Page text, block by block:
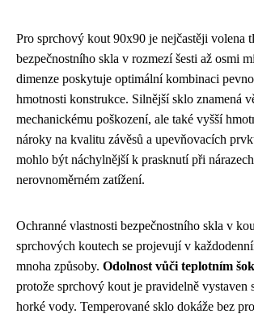
Pro sprchový kout 90x90 je nejčastěji volena
bezpečnostního skla v rozmezí šesti až osmi
dimenze poskytuje optimální kombinaci
hmotnosti konstrukce. Silnější sklo znamená
mechanickému poškození, ale také vyšší
nároky na kvalitu závěsů a upevňovacích
mohlo být náchylnější k prasknutí při
nerovnoměrném zatížení.
Ochranné vlastnosti bezpečnostního skla v
sprchových koutech se projevují v
mnoha způsoby. Odolnost vůči teplotním
protože sprchový kout je pravidelně vystaven
horké vody. Temperované sklo dokáže bez